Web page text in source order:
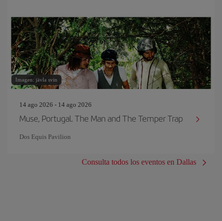
Imagen: jävla svin
14 ago 2026 - 14 ago 2026
Muse, Portugal. The Man and The Temper Trap
Dos Equis Pavilion
Consulta todos los eventos en Dallas